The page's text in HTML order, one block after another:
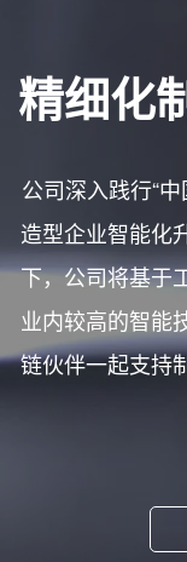
精细化
公司深入践行“
造型企业智能化
下，公司将基于
业内较高的智能
链伙伴一起支持